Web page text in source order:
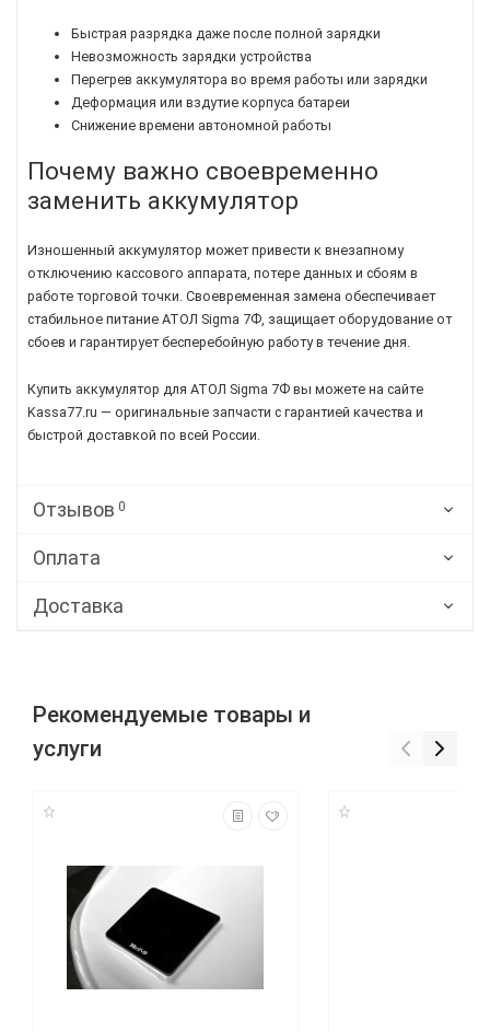
Быстрая разрядка даже после полной зарядки
Невозможность зарядки устройства
Перегрев аккумулятора во время работы или зарядки
Деформация или вздутие корпуса батареи
Снижение времени автономной работы
Почему важно своевременно
заменить аккумулятор
Изношенный аккумулятор может привести к внезапному
отключению кассового аппарата, потере данных и сбоям в
работе торговой точки. Своевременная замена обеспечивает
стабильное питание АТОЛ Sigma 7Ф, защищает оборудование от
сбоев и гарантирует бесперебойную работу в течение дня.
Купить аккумулятор для АТОЛ Sigma 7Ф вы можете на сайте
Kassa77.ru — оригинальные запчасти с гарантией качества и
быстрой доставкой по всей России.
Отзывов 0
Оплата
Доставка
Рекомендуемые товары и
услуги